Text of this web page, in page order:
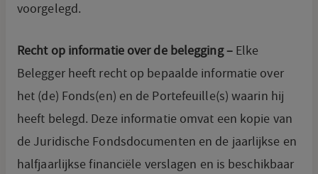
voorgelegd.
Recht op informatie over de belegging –Elke
Belegger heeft recht op bepaalde informatie over
het (de) Fonds(en) en de Portefeuille(s) waarin hij
heeft belegd. Deze informatie omvat een kopie van
de Juridische Fondsdocumenten en de jaarlijkse en
halfjaarlijkse financiële verslagen en is beschikbaar